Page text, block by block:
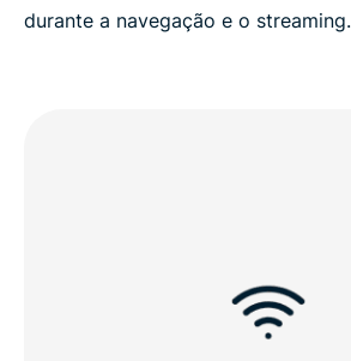
durante a navegação e o streaming.